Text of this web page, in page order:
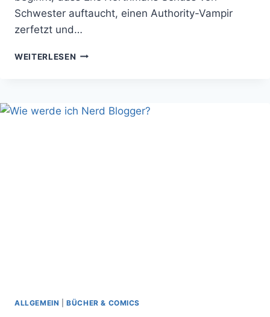
Schwester auftaucht, einen Authority-Vampir
zerfetzt und…
WEITERLESEN ERSTEINDRUCK
SCHWARZ
ALLGEMEIN |BÜCHER & COMICS